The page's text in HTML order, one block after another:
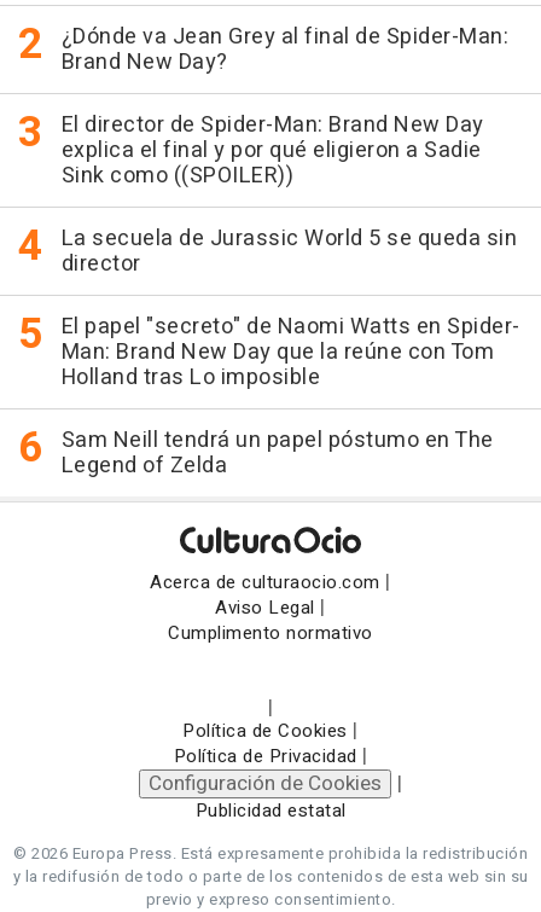
¿Dónde va Jean Grey al final de Spider-Man:
Brand New Day?
El director de Spider-Man: Brand New Day
explica el final y por qué eligieron a Sadie
Sink como ((SPOILER))
La secuela de Jurassic World 5 se queda sin
director
El papel "secreto" de Naomi Watts en Spider-
Man: Brand New Day que la reúne con Tom
Holland tras Lo imposible
Sam Neill tendrá un papel póstumo en The
Legend of Zelda
Acerca de culturaocio.com |
Aviso Legal |
Cumplimento normativo
|
Política de Cookies |
Política de Privacidad |
Configuración de Cookies |
Publicidad estatal
© 2026 Europa Press. Está expresamente prohibida la redistribución
y la redifusión de todo o parte de los contenidos de esta web sin su
previo y expreso consentimiento.